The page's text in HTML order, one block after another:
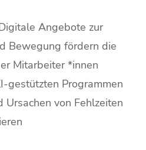
Angebote zur
Bewegung fördern die
Mitarbeiter *innen
gestützten Programmen
Ursachen von Fehlzeiten